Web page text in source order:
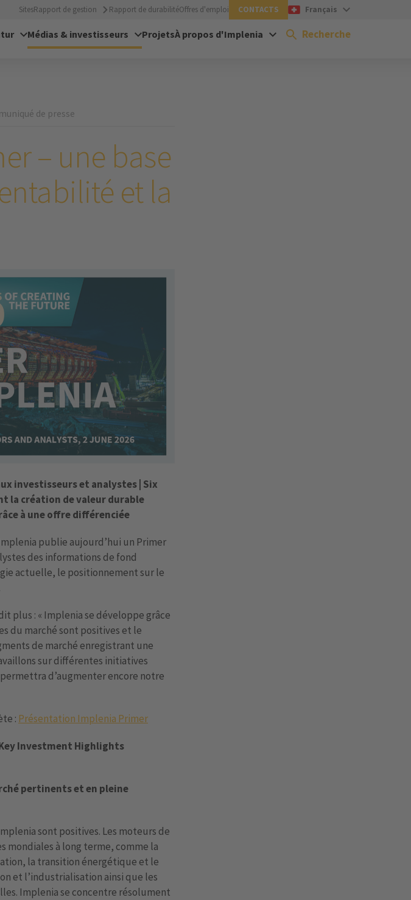
SitesRapport de gestion Rapport de durabilitéOffres d'emploi CONTACTS Français
Médias & investisseurs ProjetsÀ propos d'Implenia Recherche
de presse
– une base
et la
investisseurs et analystes | Six
la création de valeur durable
à une offre différenciée
publie aujourd’hui un Primer
des informations de fond
actuelle, le positionnement sur le
plus : « Implenia se développe grâce
du marché sont positives et le
de marché enregistrant une
sur différentes initiatives
d’augmenter encore notre
: Présentation Implenia Primer
Investment Highlights
pertinents et en pleine
sont positives. Les moteurs de
mondiales à long terme, comme la
la transition énergétique et le
et l’industrialisation ainsi que les
Implenia se concentre résolument